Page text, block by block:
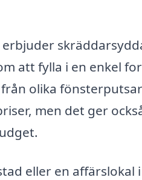
att fylla i en enkel
olika
men det ger
eller en affärslokal